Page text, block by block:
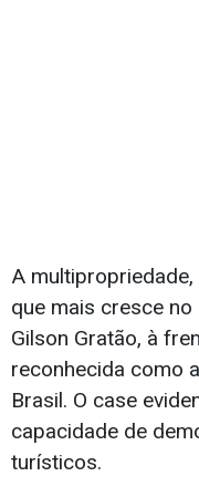
A
que mais cresce
Gilson Gratão, à
reconhecida como
Brasil. O case
capacidade de
turísticos.